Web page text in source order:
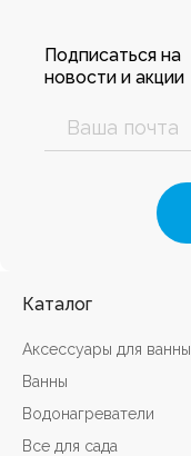
Подписаться на
новости и акции
Каталог
Аксессуары для ванны
Ванны
Водонагреватели
Все для сада